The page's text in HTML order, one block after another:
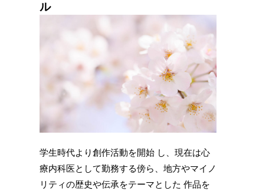
ル
学生時代より創作活動を開始 し、現在は心
療内科医として勤務する傍ら、地方やマイノ
リティの歴史や伝承をテーマとした 作品を